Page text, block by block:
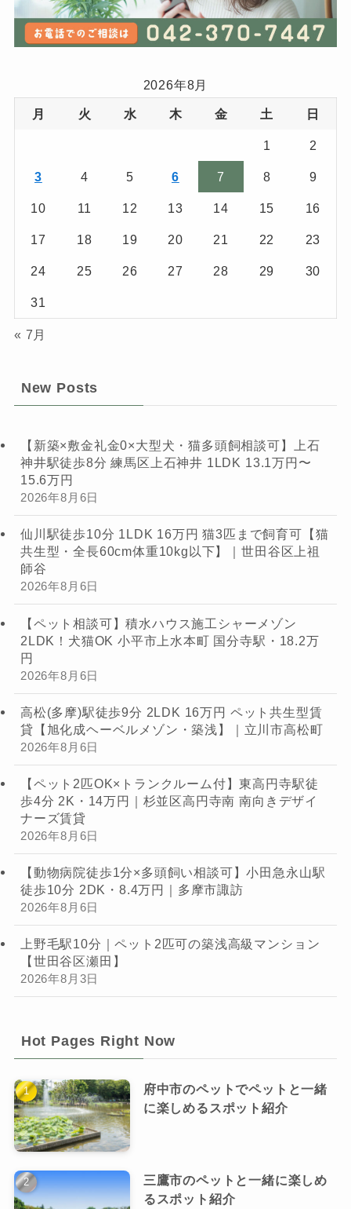
2026年8月
月 火 水 木 金 土 日
1 2
3 4 5 6 7 8 9
10 11 12 13 14 15 16
17 18 19 20 21 22 23
24 25 26 27 28 29 30
31
« 7月
New Posts
【新築×敷金礼金0×大型犬・猫多頭飼相談可】上石
神井駅徒歩8分 練馬区上石神井 1LDK 13.1万円〜
15.6万円
2026年8月6日
仙川駅徒歩10分 1LDK 16万円 猫3匹まで飼育可【猫
共生型・全長60cm体重10kg以下】｜世田谷区上祖
師谷
2026年8月6日
【ペット相談可】積水ハウス施工シャーメゾン
2LDK！犬猫OK 小平市上水本町 国分寺駅・18.2万
円
2026年8月6日
高松(多摩)駅徒歩9分 2LDK 16万円 ペット共生型賃
貸【旭化成ヘーベルメゾン・築浅】｜立川市高松町
2026年8月6日
【ペット2匹OK×トランクルーム付】東高円寺駅徒
歩4分 2K・14万円｜杉並区高円寺南 南向きデザイ
ナーズ賃貸
2026年8月6日
【動物病院徒歩1分×多頭飼い相談可】小田急永山駅
徒歩10分 2DK・8.4万円｜多摩市諏訪
2026年8月6日
上野毛駅10分｜ペット2匹可の築浅高級マンション
【世田谷区瀬田】
2026年8月3日
Hot Pages Right Now
府中市のペットでペットと一緒
に楽しめるスポット紹介
三鷹市のペットと一緒に楽しめ
るスポット紹介